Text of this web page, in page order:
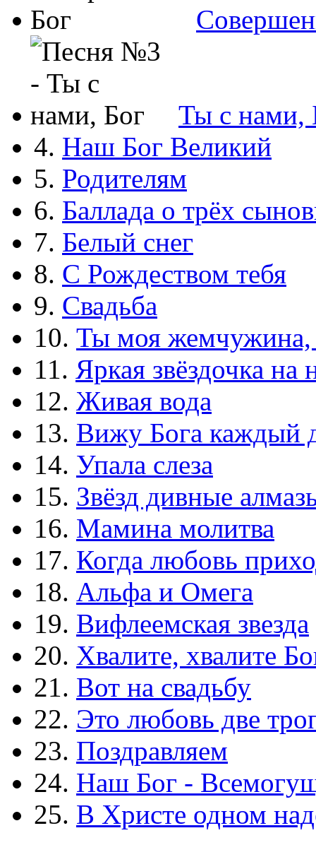
Ты с нами,
4. Наш Бог Великий
5. Родителям
6. Баллада о трёх
7. Белый снег
8. С Рождеством тебя
9. Свадьба
10. Ты моя жемчужина,
11. Яркая звёздочка на
12. Живая вода
13. Вижу Бога каждый
14. Упала слеза
15. Звёзд дивные
16. Мамина молитва
17. Когда любовь
18. Альфа и Омега
19. Вифлеемская звезда
20. Хвалите, хвалите
21. Вот на свадьбу
22. Это любовь две
23. Поздравляем
24. Наш Бог -
25. В Христе одном